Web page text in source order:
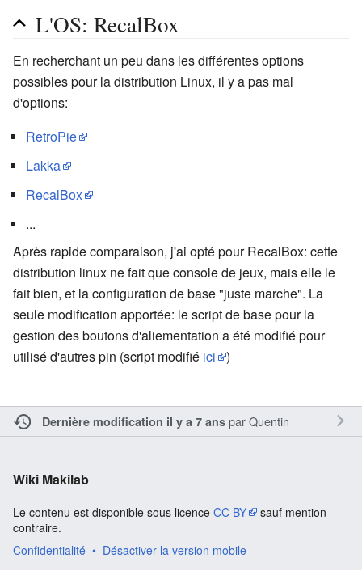
L'OS: RecalBox
En recherchant un peu dans les différentes options
possibles pour la distribution Linux, il y a pas mal
d'options:
RetroPie
Lakka
RecalBox
...
Après rapide comparaison, j'ai opté pour RecalBox: cette
distribution linux ne fait que console de jeux, mais elle le
fait bien, et la configuration de base "juste marche". La
seule modification apportée: le script de base pour la
gestion des boutons d'aliementation a été modifié pour
utilisé d'autres pin (script modifié ici )
Dernière modification il y a 7 ansparQuentin
Wiki Makilab
Le contenu est disponible sous licence CC BY
sauf mention
contraire.
Confidentialité
Désactiver la version mobile